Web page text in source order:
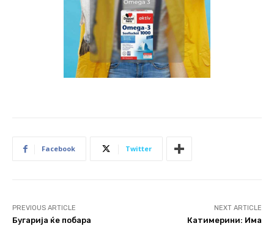
Facebook Twitter
PREVIOUS ARTICLE
Бугарија ќе побара
NEXT ARTICLE
Катимерини: Има